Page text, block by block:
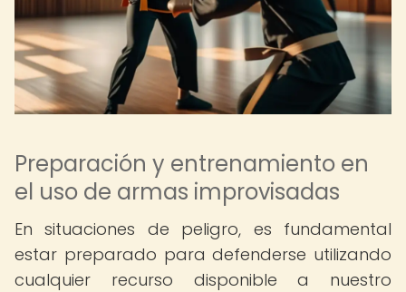
Preparación y entrenamiento en
el uso de armas improvisadas
En situaciones de peligro, es fundamental
estar preparado para defenderse utilizando
cualquier recurso disponible a nuestro